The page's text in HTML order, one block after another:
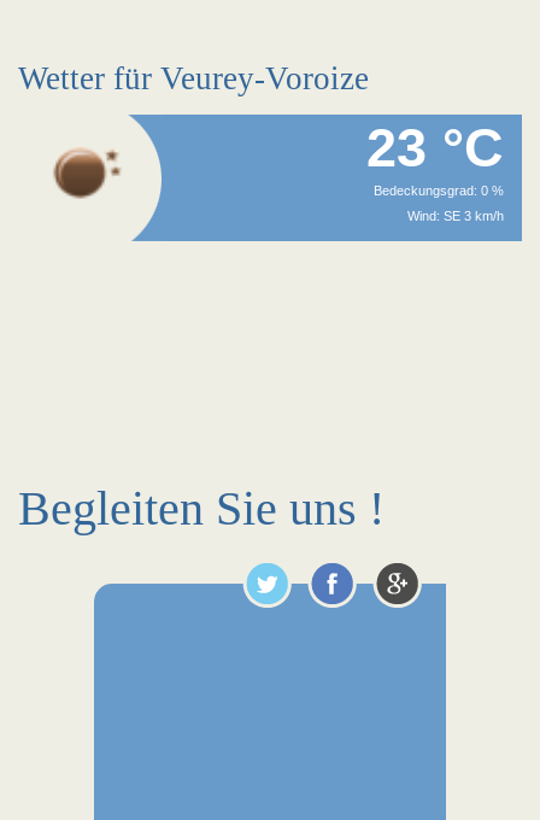
Wetter für Veurey-Voroize
23 °C
Bedeckungsgrad: 0 %
Wind: SE 3 km/h
Begleiten Sie uns !